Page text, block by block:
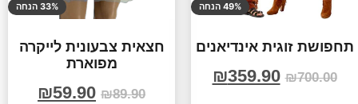
49% הנחה
תחפושת זוגית אינדיאנים
₪700.00
₪359.90
33% הנחה
חצאית צבעונית לייקרה
מפוארת
₪89.90
₪59.90